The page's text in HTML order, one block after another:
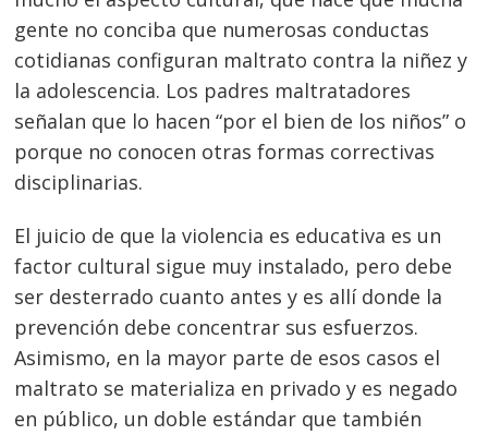
gente no conciba que numerosas conductas
cotidianas configuran maltrato contra la niñez y
la adolescencia. Los padres maltratadores
señalan que lo hacen “por el bien de los niños” o
porque no conocen otras formas correctivas
disciplinarias.
El juicio de que la violencia es educativa es un
factor cultural sigue muy instalado, pero debe
ser desterrado cuanto antes y es allí donde la
prevención debe concentrar sus esfuerzos.
Asimismo, en la mayor parte de esos casos el
maltrato se materializa en privado y es negado
en público, un doble estándar que también
Navegación
de
entradas